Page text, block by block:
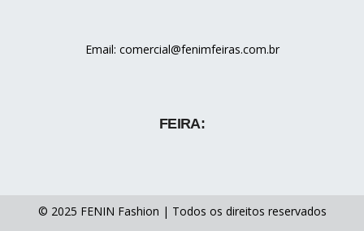
Email: comercial@fenimfeiras.com.br
FEIRA:
© 2025 FENIN Fashion | Todos os direitos reservados